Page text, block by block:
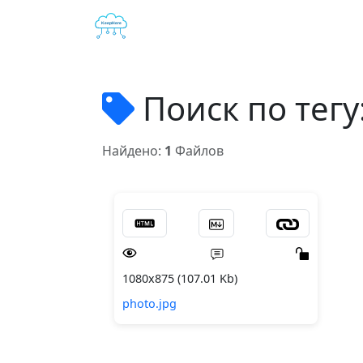
Поиск по
Найдено: 1 Файлов
1080x875 (107.01 Kb)
photo.jpg